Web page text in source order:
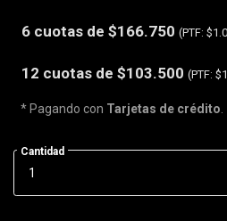
6 cuotas de $166.750 (PTF:
12 cuotas de $103.500 (PTF:
* Pagando con Tarjetas de crédito.
Cantidad